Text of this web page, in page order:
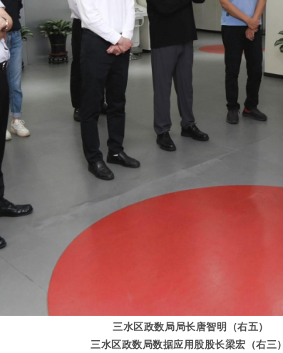
三水区政数局局长唐智明（右五）
三水区政数局数据应用股股长梁宏（右三）